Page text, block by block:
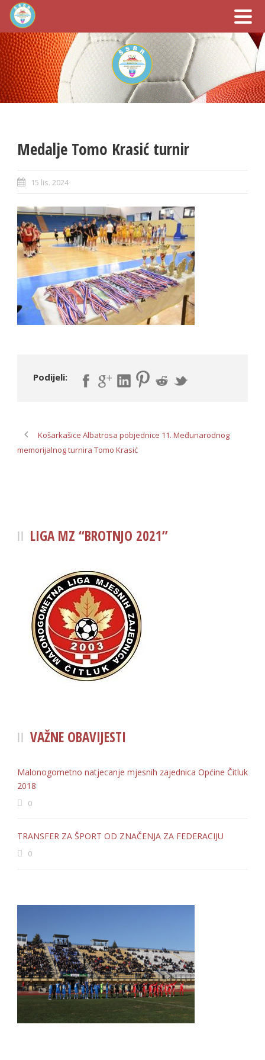
Medalje Tomo Krasić turnir
15 lis. 2024
Podijeli:
Košarkašice Albatrosa pobjednice 11. Međunarodnog
memorijalnog turnira Tomo Krasić
LIGA MZ “BROTNJO 2021”
VAŽNE OBAVIJESTI
Malonogometno natjecanje mjesnih zajednica Općine Čitluk
2018
0
TRANSFER ZA ŠPORT OD ZNAČENJA ZA FEDERACIJU
0